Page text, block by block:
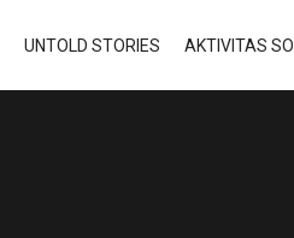
UNTOLD STORIES AKTIVITAS